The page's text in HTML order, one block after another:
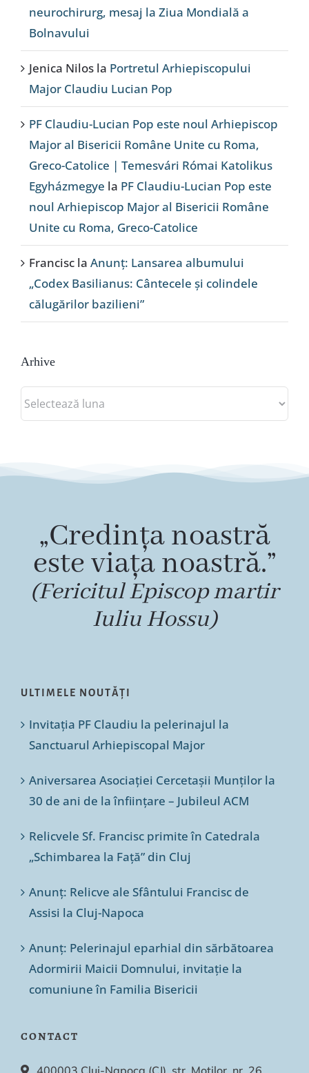
neurochirurg, mesaj la Ziua Mondială a
Bolnavului
Jenica Nilos la Portretul Arhiepiscopului
Major Claudiu Lucian Pop
PF Claudiu-Lucian Pop este noul Arhiepiscop
Major al Bisericii Române Unite cu Roma,
Greco-Catolice | Temesvári Római Katolikus
Egyházmegye la PF Claudiu-Lucian Pop este
noul Arhiepiscop Major al Bisericii Române
Unite cu Roma, Greco-Catolice
Francisc la Anunț: Lansarea albumului
„Codex Basilianus: Cântecele și colindele
călugărilor bazilieni”
Arhive
Arhive
„Credința noastră
este viața noastră.”
(Fericitul Episcop martir
Iuliu Hossu)
ULTIMELE NOUTĂȚI
Invitația PF Claudiu la pelerinajul la
Sanctuarul Arhiepiscopal Major
Aniversarea Asociației Cercetașii Munților la
30 de ani de la înființare – Jubileul ACM
Relicvele Sf. Francisc primite în Catedrala
„Schimbarea la Față” din Cluj
Anunț: Relicve ale Sfântului Francisc de
Assisi la Cluj-Napoca
Anunț: Pelerinajul eparhial din sărbătoarea
Adormirii Maicii Domnului, invitație la
comuniune în Familia Bisericii
CONTACT
400003 Cluj-Napoca (CJ), str. Moților, nr. 26